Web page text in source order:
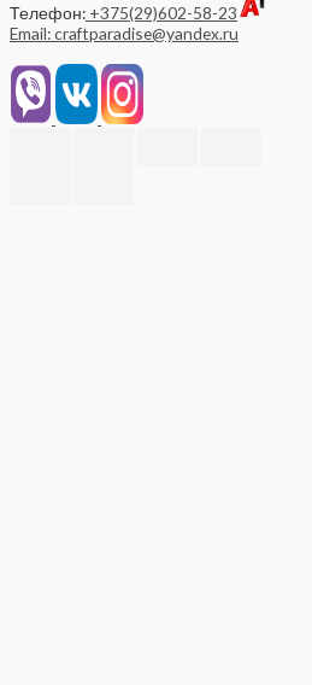
Телефон: +375(29)602-58-23
Email: craftparadise@yandex.ru